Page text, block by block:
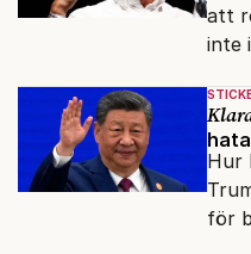
att
inte
Hur
för